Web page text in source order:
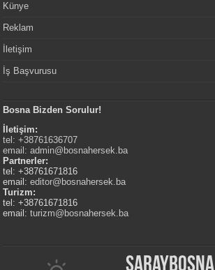
Künye
Reklam
İletişim
İş Başvurusu
Bosna Bizden Sorulur!
İletişim:
tel: +38761636707
email:admin@bosnahersek.ba
Partnerler:
tel: +38761671816
email:editor@bosnahersek.ba
Turizm:
tel: +38761671816
email:turizm@bosnahersek.ba